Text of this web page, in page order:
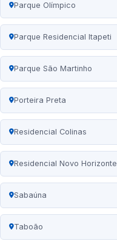
Parque Olímpico
Parque Residencial Itapeti
Parque São Martinho
Porteira Preta
Residencial Colinas
Residencial Novo Horizonte
Sabaúna
Taboão